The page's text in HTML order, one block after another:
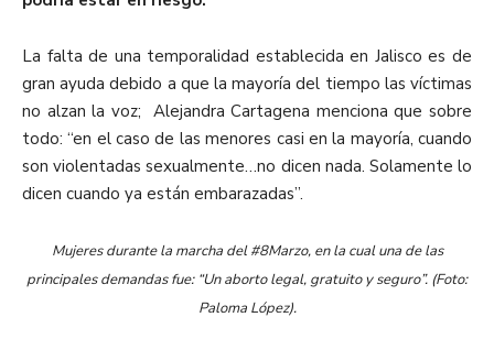
La falta de una temporalidad establecida en Jalisco es de
gran ayuda debido a que la mayoría del tiempo las víctimas
no alzan la voz; Alejandra Cartagena menciona que sobre
todo: “en el caso de las menores casi en la mayoría, cuando
son violentadas sexualmente…no dicen nada. Solamente lo
dicen cuando ya están embarazadas”.
Mujeres durante la marcha del #8Marzo, en la cual una de las
principales demandas fue: “Un aborto legal, gratuito y seguro”. (Foto:
Paloma López).